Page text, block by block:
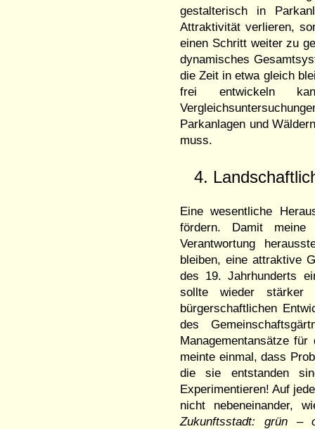
gestalterisch in
Attraktivität verlieren,
einen Schritt weiter zu
dynamisches
die Zeit in etwa gleich
frei entwickeln
Parkanlagen und
muss.
4.
Eine wesentliche
fördern. Damit
Verantwortung
bleiben, eine attraktive
des 19. Jahrhunderts
sollte wieder stärker
bürgerschaftlichen
des
Managementansätze
meinte einmal, dass
die sie entstanden
Experimentieren! Auf
nicht nebeneinander,
Zukunftsstadt: grün –